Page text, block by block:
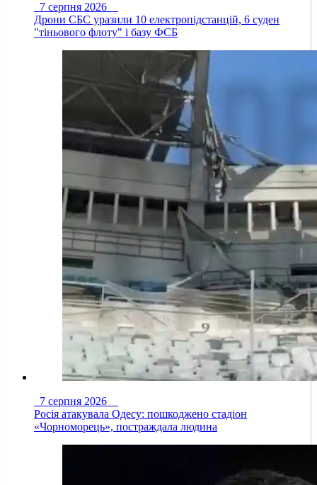
7 серпня 2026
Дрони СБС уразили 10 електропідстанцій, 6 суден
"тіньового флоту" і базу ФСБ
7 серпня 2026
Росія атакувала Одесу: пошкоджено стадіон
«Чорноморець», постраждала людина